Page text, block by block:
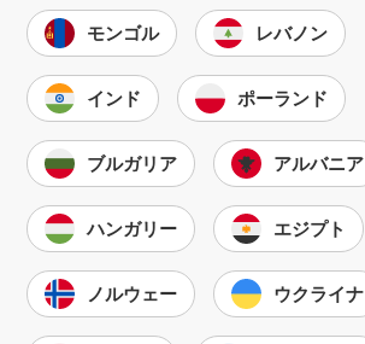
モンゴル レバノン
インド ポーランド
ブルガリア アルバニア
ハンガリー エジプト
ノルウェー ウクライナ